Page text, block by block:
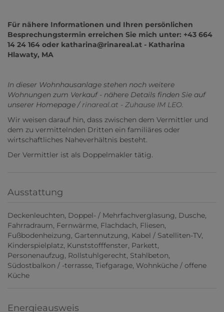
Für nähere Informationen und Ihren persönlichen
Besprechungstermin erreichen Sie mich unter: +43 664
14 24 164 oder katharina@rinareal.at - Katharina
Hlawaty, MA
In dieser Wohnhausanlage stehen noch weitere
Wohnungen zum Verkauf - nähere Details finden Sie auf
unserer Homepage / rinareal.at - Zuhause IM LEO.
Wir weisen darauf hin, dass zwischen dem Vermittler und
dem zu vermittelnden Dritten ein familiäres oder
wirtschaftliches Naheverhältnis besteht.
Der Vermittler ist als Doppelmakler tätig.
Ausstattung
Deckenleuchten Doppel- / Mehrfachverglasung Dusche
Fahrradraum Fernwärme Flachdach Fliesen
Fußbodenheizung Gartennutzung Kabel / Satelliten-TV
Kinderspielplatz Kunststofffenster Parkett
Personenaufzug Rollstuhlgerecht Stahlbeton
Südostbalkon / -terrasse Tiefgarage Wohnküche / offene
Küche
Energieausweis